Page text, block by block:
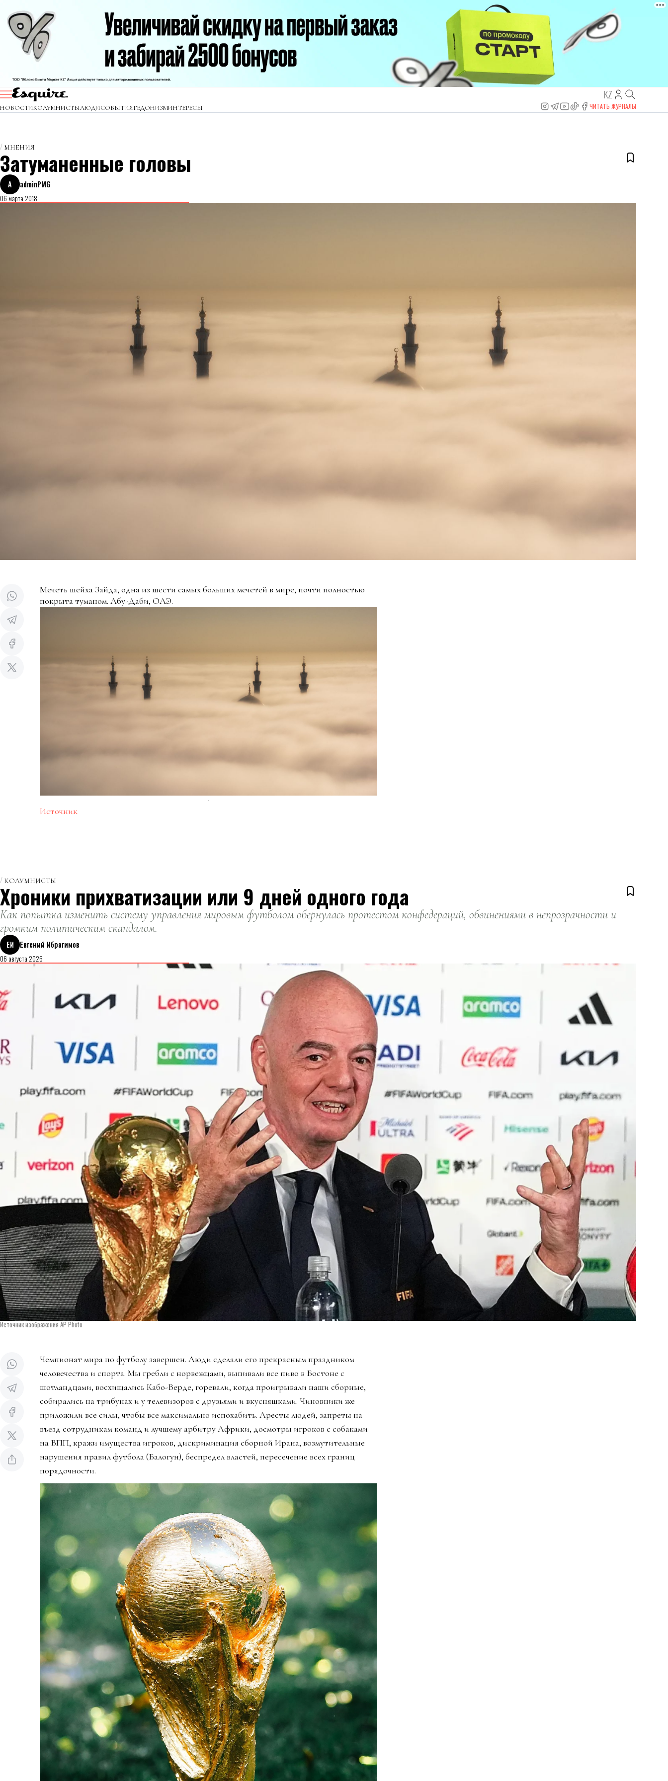
KZ
НОВОСТИКОЛУМНИСТЫЛЮДИСОБЫТИЯГЕДОНИЗМИНТЕРЕСЫ ЧИТАТЬ ЖУРНАЛЫ
МНЕНИЯ
Затуманенные головы
A
adminPMG
06 марта 2018
Мечеть шейха Зайда, одна из шести самых больших мечетей в мире, почти полностью
покрыта туманом. Абу-Даби, ОАЭ.
Источник
КОЛУМНИСТЫ
Хроники прихватизации или 9 дней одного года
Как попытка изменить систему управления мировым футболом обернулась протестом конфедераций, обвинениями в непрозрачности и
громким политическим скандалом.
ЕИ
Евгений Ибрагимов
06 августа 2026
Источник изображения AP Photo
Чемпионат мира по футболу завершен. Люди сделали его прекрасным праздником
человечества и спорта. Мы гребли с норвежцами, выпивали все пиво в Бостоне с
шотландцами, восхищались Кабо-Верде, горевали, когда проигрывали наши сборные,
собирались на трибунах и у телевизоров с друзьями и вкусняшками. Чиновники же
приложили все силы, чтобы все максимально испохабить. Аресты людей, запреты на
въезд сотрудникам команд и лучшему арбитру Африки, досмотры игроков с собаками
на ВПП, кражи имущества игроков, дискриминация сборной Ирана, возмутительные
нарушения правил футбола (Балогун), беспредел властей, пересечение всех границ
порядочности.